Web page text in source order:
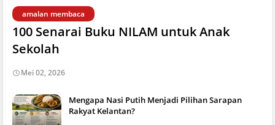
amalan membaca
100 Senarai Buku NILAM untuk Anak
Sekolah
Mei 02, 2026
Mengapa Nasi Putih Menjadi Pilihan Sarapan
Rakyat Kelantan?